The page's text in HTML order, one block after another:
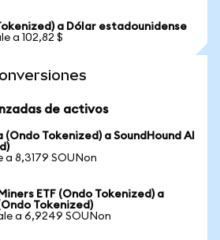
a Dólar estadounidense
a 102,82 $
de activos
(Ondo Tokenized) a SoundHound AI
a 8,3179 SOUNon
ETF (Ondo Tokenized) a
Tokenized)
a 6,9249 SOUNon